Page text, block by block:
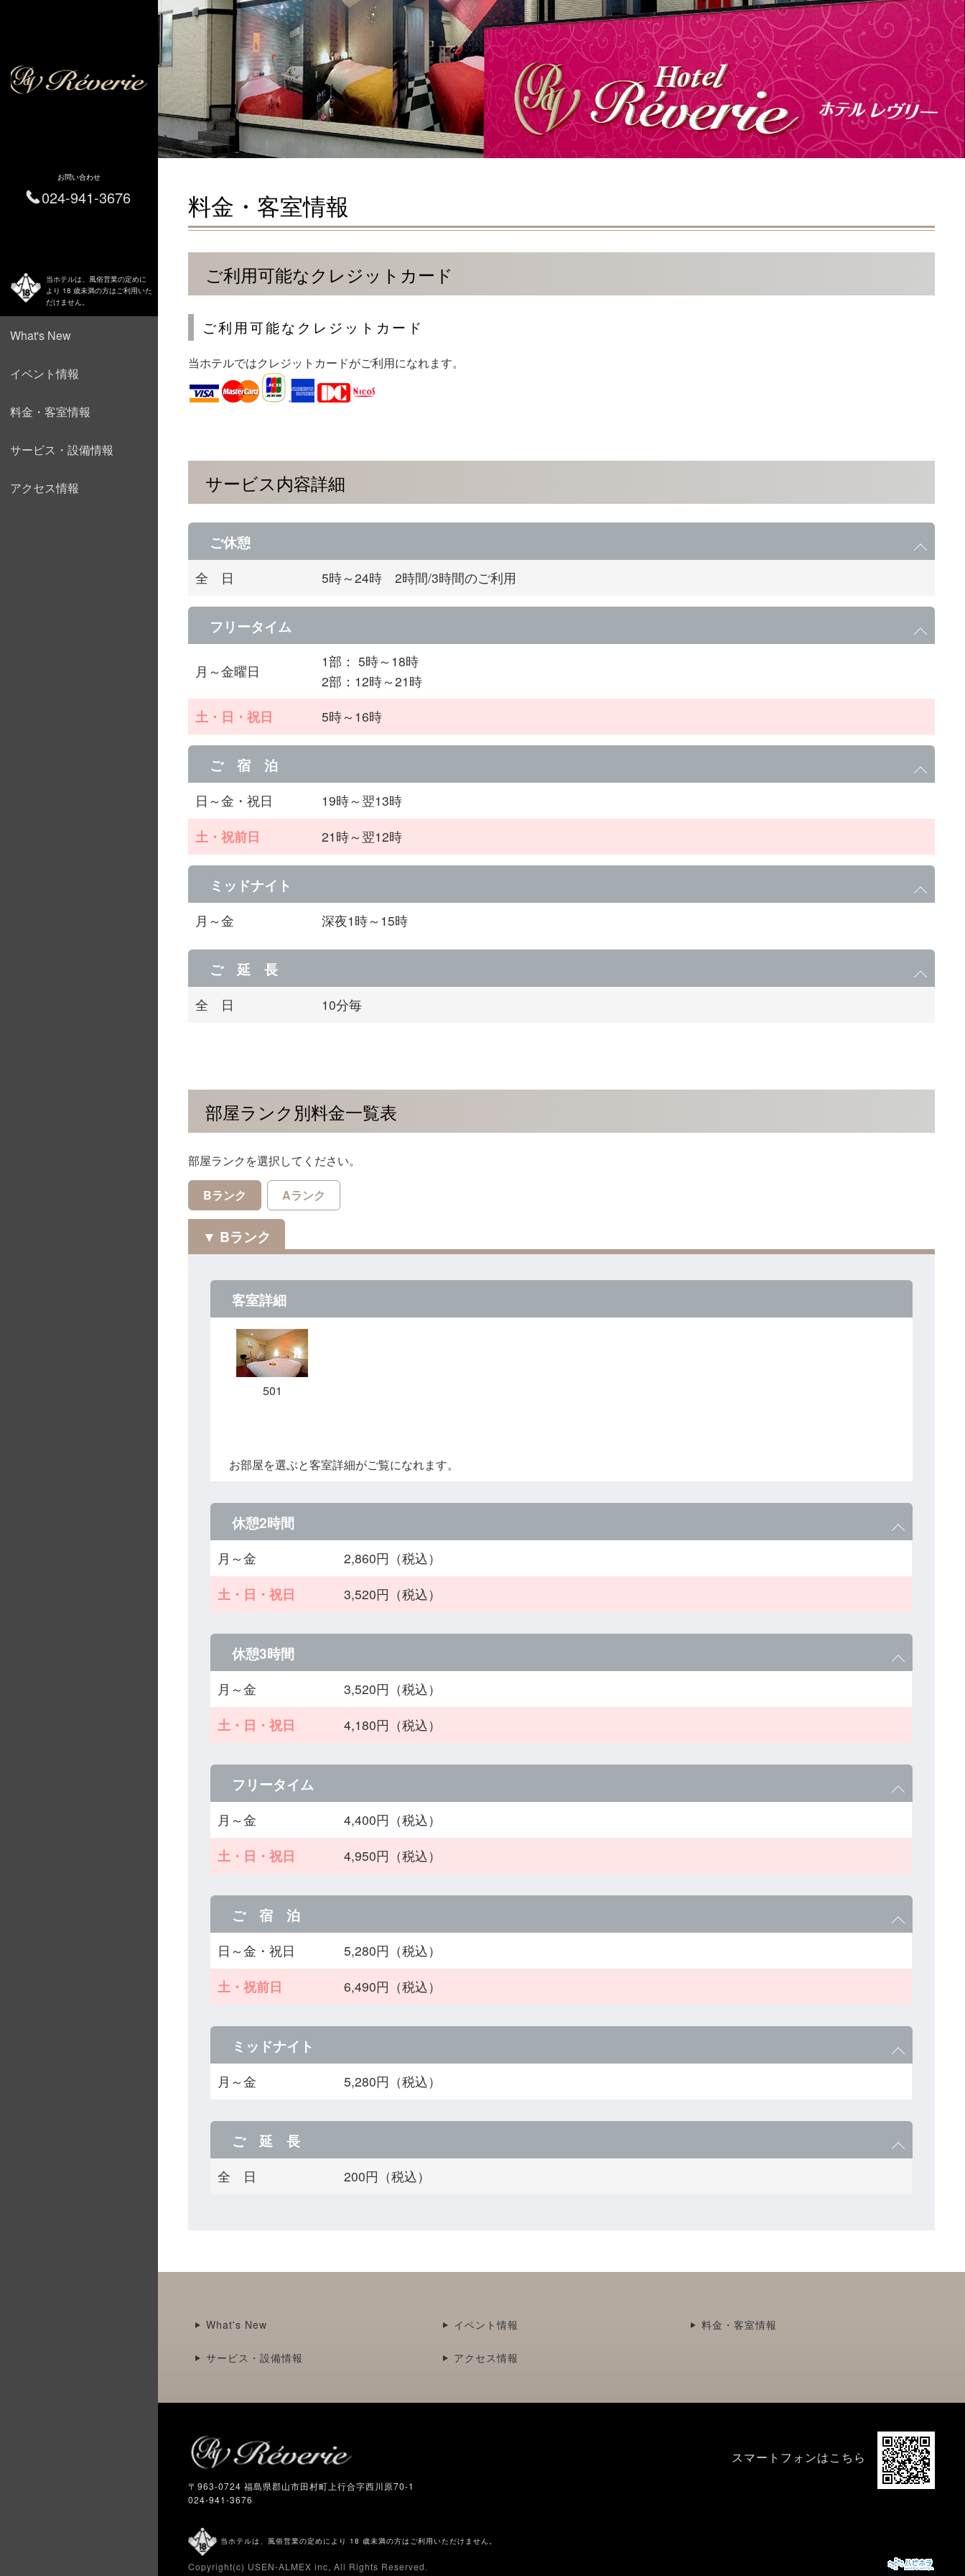
当ホテルは、風俗営業の定めに
より 18 歳未満の方はご利用いた
だけません。
お問い合わせ
024-941-3676
What's New
イベント情報
料金・客室情報
サービス・設備情報
アクセス情報
料金・客室情報
ご利用可能なクレジットカード
ご利用可能なクレジットカード
当ホテルではクレジットカードがご利用になれます。
サービス内容詳細
ご休憩
全 日 5時～24時 2時間/3時間のご利用
フリータイム
月～金曜日
1部： 5時～18時
2部：12時～21時
土・日・祝日
5時～16時
ご 宿 泊
日～金・祝日
19時～翌13時
土・祝前日
21時～翌12時
ミッドナイト
月～金 深夜1時～15時
ご 延 長
全 日 10分毎
部屋ランク別料金一覧表
部屋ランクを選択してください。
Bランク Aランク
Bランク
客室詳細
501
お部屋を選ぶと客室詳細がご覧になれます。
休憩2時間
月～金
2,860円（税込）
土・日・祝日
3,520円（税込）
休憩3時間
月～金
3,520円（税込）
土・日・祝日
4,180円（税込）
フリータイム
月～金
4,400円（税込）
土・日・祝日
4,950円（税込）
ご 宿 泊
日～金・祝日
5,280円（税込）
土・祝前日
6,490円（税込）
ミッドナイト
月～金 5,280円（税込）
ご 延 長
全 日 200円（税込）
What's New イベント情報 料金・客室情報
サービス・設備情報 アクセス情報
〒963-0724 福島県郡山市田村町上行合字西川原70-1
024-941-3676
スマートフォンはこちら
当ホテルは、風俗営業の定めにより 18 歳未満の方はご利用いただけません。
Copyright(c) USEN-ALMEX inc, All Rights Reserved.